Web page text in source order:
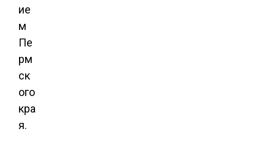
ие
м
Пе
рм
ск
ого
кра
я.